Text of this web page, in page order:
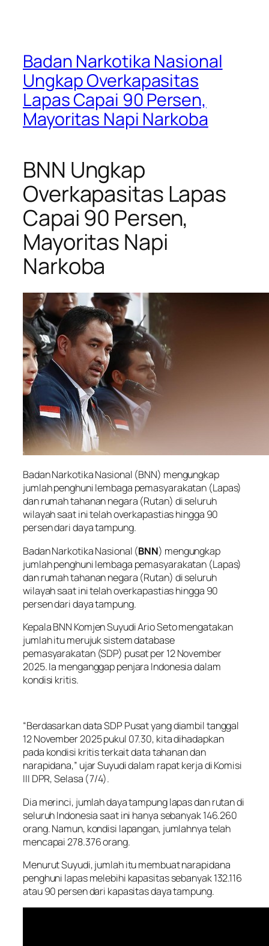
Badan Narkotika Nasional
Ungkap Overkapasitas
Lapas Capai 90 Persen,
Mayoritas Napi Narkoba
BNN Ungkap
Overkapasitas Lapas
Capai 90 Persen,
Mayoritas Napi
Narkoba
Badan Narkotika Nasional (BNN) mengungkap
jumlah penghuni lembaga pemasyarakatan (Lapas)
dan rumah tahanan negara (Rutan) di seluruh
wilayah saat ini telah overkapastias hingga 90
persen dari daya tampung.
Badan Narkotika Nasional (BNN) mengungkap
jumlah penghuni lembaga pemasyarakatan (Lapas)
dan rumah tahanan negara (Rutan) di seluruh
wilayah saat ini telah overkapastias hingga 90
persen dari daya tampung.
Kepala BNN Komjen Suyudi Ario Seto mengatakan
jumlah itu merujuk sistem database
pemasyarakatan (SDP) pusat per 12 November
2025. Ia menganggap penjara Indonesia dalam
kondisi kritis.
“Berdasarkan data SDP Pusat yang diambil tanggal
12 November 2025 pukul 07.30, kita dihadapkan
pada kondisi kritis terkait data tahanan dan
narapidana,” ujar Suyudi dalam rapat kerja di Komisi
III DPR, Selasa (7/4).
Dia merinci, jumlah daya tampung lapas dan rutan di
seluruh Indonesia saat ini hanya sebanyak 146.260
orang. Namun, kondisi lapangan, jumlahnya telah
mencapai 278.376 orang.
Menurut Suyudi, jumlah itu membuat narapidana
penghuni lapas melebihi kapasitas sebanyak 132.116
atau 90 persen dari kapasitas daya tampung.